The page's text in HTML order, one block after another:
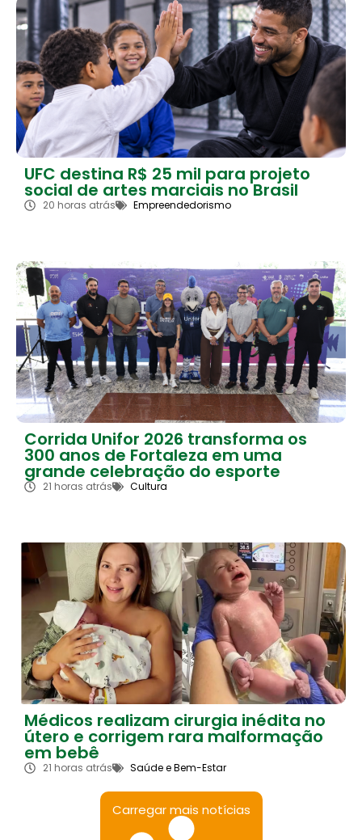
UFC destina R$ 25 mil para projeto
social de artes marciais no Brasil
20 horas atrás Empreendedorismo
Corrida Unifor 2026 transforma os
300 anos de Fortaleza em uma
grande celebração do esporte
21 horas atrás Cultura
Médicos realizam cirurgia inédita no
útero e corrigem rara malformação
em bebê
21 horas atrás Saúde e Bem-Estar
Carregar mais notícias